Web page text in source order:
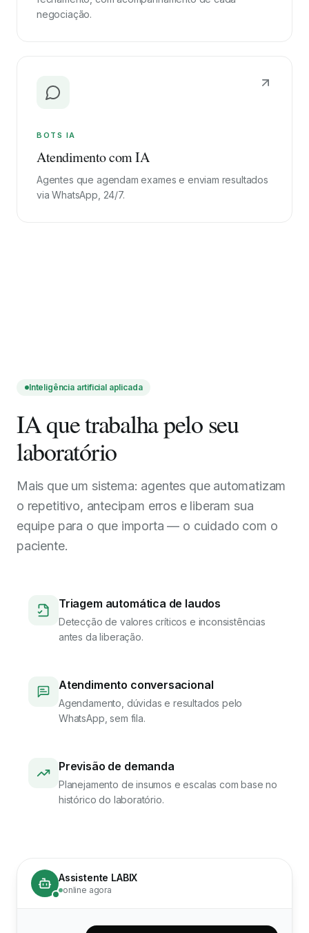
negociação.
BOTS IA
Atendimento com IA
Agentes que agendam exames e enviam resultados
via WhatsApp, 24/7.
Inteligência artificial aplicada
IA que trabalha pelo seu
laboratório
Mais que um sistema: agentes que automatizam
o repetitivo, antecipam erros e liberam sua
equipe para o que importa — o cuidado com o
paciente.
Triagem automática de laudos
Detecção de valores críticos e inconsistências
antes da liberação.
Atendimento conversacional
Agendamento, dúvidas e resultados pelo
WhatsApp, sem fila.
Previsão de demanda
Planejamento de insumos e escalas com base no
histórico do laboratório.
Assistente LABIX
online agora